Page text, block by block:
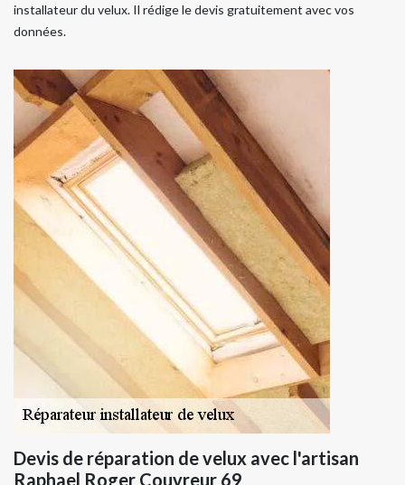
installateur du velux. Il rédige le devis gratuitement avec vos
données.
Devis de réparation de velux avec l'artisan
Raphael Roger Couvreur 69